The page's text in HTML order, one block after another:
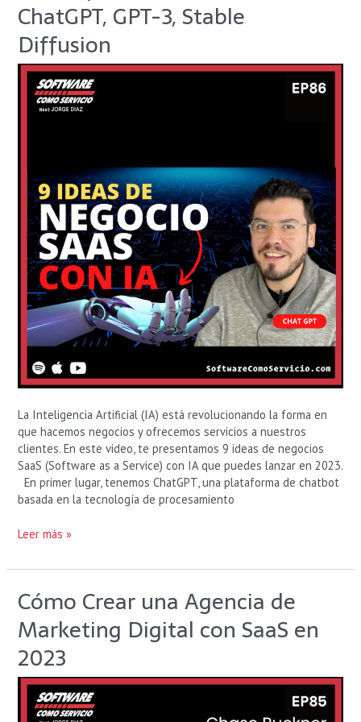
ChatGPT, GPT-3, Stable
Diffusion
La Inteligencia Artificial (IA) está revolucionando la forma en
que hacemos negocios y ofrecemos servicios a nuestros
clientes. En este video, te presentamos 9 ideas de negocios
SaaS (Software as a Service) con IA que puedes lanzar en 2023.
En primer lugar, tenemos ChatGPT, una plataforma de chatbot
basada en la tecnología de procesamiento
Negocio
SaaS
con
IA
para
Lanzar
GPT-
Stable
Diffusion
Leer más »
Cómo Crear una Agencia de
Marketing Digital con SaaS en
2023
Cómo
Crear
una
de
Marketing
Digital
con